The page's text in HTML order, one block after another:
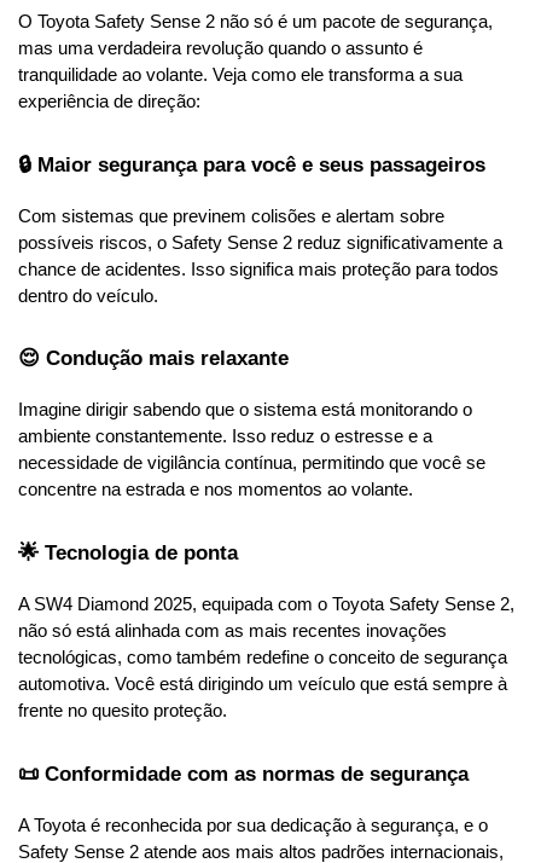
O Toyota Safety Sense 2 não só é um pacote de segurança,
mas uma verdadeira revolução quando o assunto é
tranquilidade ao volante. Veja como ele transforma a sua
experiência de direção:
🔒 Maior segurança para você e seus passageiros
Com sistemas que previnem colisões e alertam sobre
possíveis riscos, o Safety Sense 2 reduz significativamente a
chance de acidentes. Isso significa mais proteção para todos
dentro do veículo.
😌 Condução mais relaxante
Imagine dirigir sabendo que o sistema está monitorando o
ambiente constantemente. Isso reduz o estresse e a
necessidade de vigilância contínua, permitindo que você se
concentre na estrada e nos momentos ao volante.
🌟 Tecnologia de ponta
A SW4 Diamond 2025, equipada com o Toyota Safety Sense 2,
não só está alinhada com as mais recentes inovações
tecnológicas, como também redefine o conceito de segurança
automotiva. Você está dirigindo um veículo que está sempre à
frente no quesito proteção.
📜 Conformidade com as normas de segurança
A Toyota é reconhecida por sua dedicação à segurança, e o
Safety Sense 2 atende aos mais altos padrões internacionais,